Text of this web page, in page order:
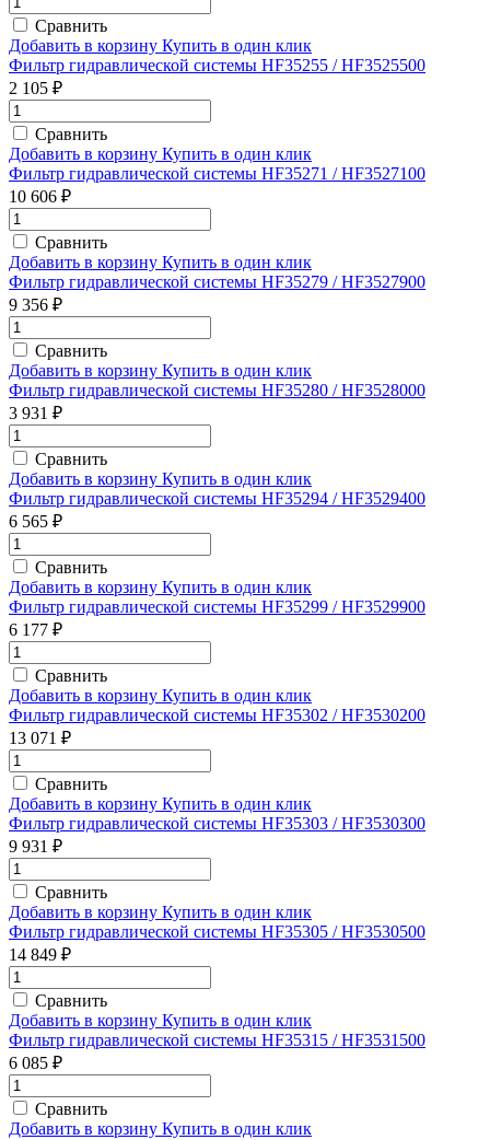
Сравнить
Добавить в корзину Купить в один клик
Фильтр гидравлической системы HF35255 / HF3525500
2 105 ₽
Сравнить
Добавить в корзину Купить в один клик
Фильтр гидравлической системы HF35271 / HF3527100
10 606 ₽
Сравнить
Добавить в корзину Купить в один клик
Фильтр гидравлической системы HF35279 / HF3527900
9 356 ₽
Сравнить
Добавить в корзину Купить в один клик
Фильтр гидравлической системы HF35280 / HF3528000
3 931 ₽
Сравнить
Добавить в корзину Купить в один клик
Фильтр гидравлической системы HF35294 / HF3529400
6 565 ₽
Сравнить
Добавить в корзину Купить в один клик
Фильтр гидравлической системы HF35299 / HF3529900
6 177 ₽
Сравнить
Добавить в корзину Купить в один клик
Фильтр гидравлической системы HF35302 / HF3530200
13 071 ₽
Сравнить
Добавить в корзину Купить в один клик
Фильтр гидравлической системы HF35303 / HF3530300
9 931 ₽
Сравнить
Добавить в корзину Купить в один клик
Фильтр гидравлической системы HF35305 / HF3530500
14 849 ₽
Сравнить
Добавить в корзину Купить в один клик
Фильтр гидравлической системы HF35315 / HF3531500
6 085 ₽
Сравнить
Добавить в корзину Купить в один клик